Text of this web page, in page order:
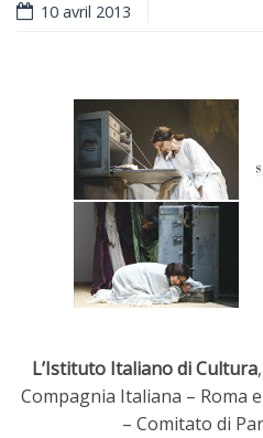
10 avril 2013
L’Istituto Italiano di Cultura
Compagnia Italiana – Roma
– Comitato di